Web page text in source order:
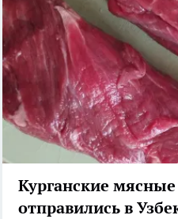
Курганские
отправились в